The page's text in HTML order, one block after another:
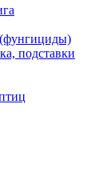
(фунгициды)
подставки